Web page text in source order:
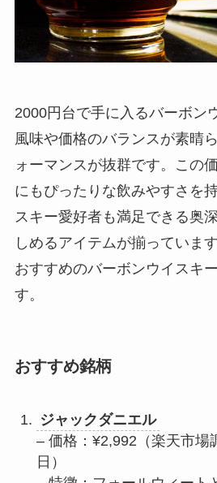
2000円台で手に入るバーボン
風味や価格のバランスが素晴
ォーマンスが抜群です。この
にもぴったりな飲みやすさを
スキー愛好者も満足できる奥
しめるアイテムが揃っていま
おすすめのバーボンウイスキ
す。
おすすめ銘柄
ジャックダニエル
– 価格：¥2,992（楽天市場
日）